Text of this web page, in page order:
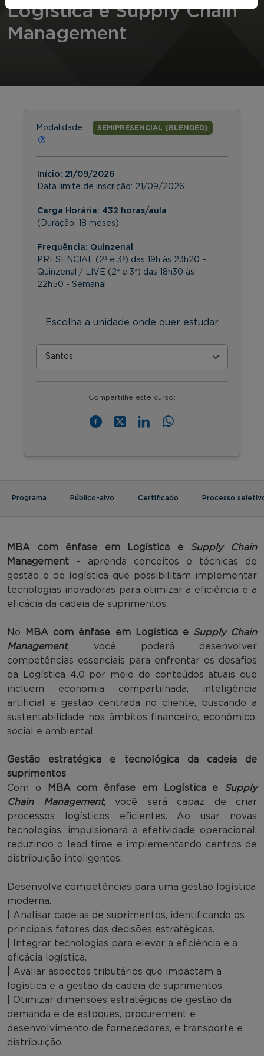
Logística e Supply Chain
Management
Modalidade: SEMIPRESENCIAL (BLENDED)
Início: 21/09/2026
Data limite de inscrição: 21/09/2026
Carga Horária: 432 horas/aula
(Duração: 18 meses)
Frequência: Quinzenal
PRESENCIAL (2ª e 3ª) das 19h às 23h20 –
Quinzenal / LIVE (2ª e 3ª) das 18h30 às
22h50 - Semanal
Escolha a unidade onde quer estudar
Compartilhe este curso:
Programa Público-alvo Certificado Processo
MBA com ênfase em Logística e Supply Chain
Management – aprenda conceitos e técnicas de
gestão e de logística que possibilitam implementar
tecnologias inovadoras para otimizar a eficiência e a
eficácia da cadeia de suprimentos.
No MBA com ênfase em Logística e Supply Chain
Management, você poderá desenvolver
competências essenciais para enfrentar os desafios
da Logística 4.0 por meio de conteúdos atuais que
incluem economia compartilhada, inteligência
artificial e gestão centrada no cliente, buscando a
sustentabilidade nos âmbitos financeiro, econômico,
social e ambiental.
Gestão estratégica e tecnológica da cadeia de
suprimentos
Com o
MBA com ênfase em Logística e Supply
Chain Management, você será capaz de criar
processos logísticos eficientes. Ao usar novas
tecnologias, impulsionará a efetividade operacional,
reduzindo o lead time e implementando centros de
distribuição inteligentes.
Desenvolva competências para uma gestão logística
moderna.
| Analisar cadeias de suprimentos, identificando os
principais fatores das decisões estratégicas.
| Integrar tecnologias para elevar a eficiência e a
eficácia logística.
| Avaliar aspectos tributários que impactam a
logística e a gestão da cadeia de suprimentos.
| Otimizar dimensões estratégicas de gestão da
demanda e de estoques, procurement e
desenvolvimento de fornecedores, e transporte e
distribuição.